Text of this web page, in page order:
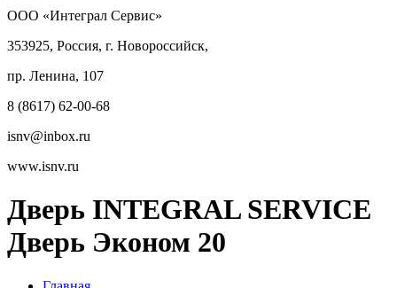
ООО «Интеграл Сервис»
353925, Россия, г. Новороссийск,
пр. Ленина, 107
8 (8617) 62-00-68
isnv@inbox.ru
www.isnv.ru
Дверь INTEGRAL SERVICE
Дверь Эконом 20